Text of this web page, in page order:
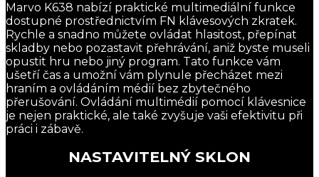
Marvo K638 nabízí praktické multimediální funkce
dostupné prostřednictvím FN klávesových zkratek.
Rychle a snadno můžete ovládat hlasitost, přepínat
skladby nebo pozastavit přehrávání, aniž byste museli
opustit hru nebo jiný program. Tato funkce vám
ušetří čas a umožní vám plynule přecházet mezi
hraním a ovládáním médií bez zbytečného
přerušování. Ovládání multimédií pomocí klávesnice
je nejen praktické, ale také zvyšuje vaši efektivitu při
práci i zábavě.
NASTAVITELNÝ SKLON